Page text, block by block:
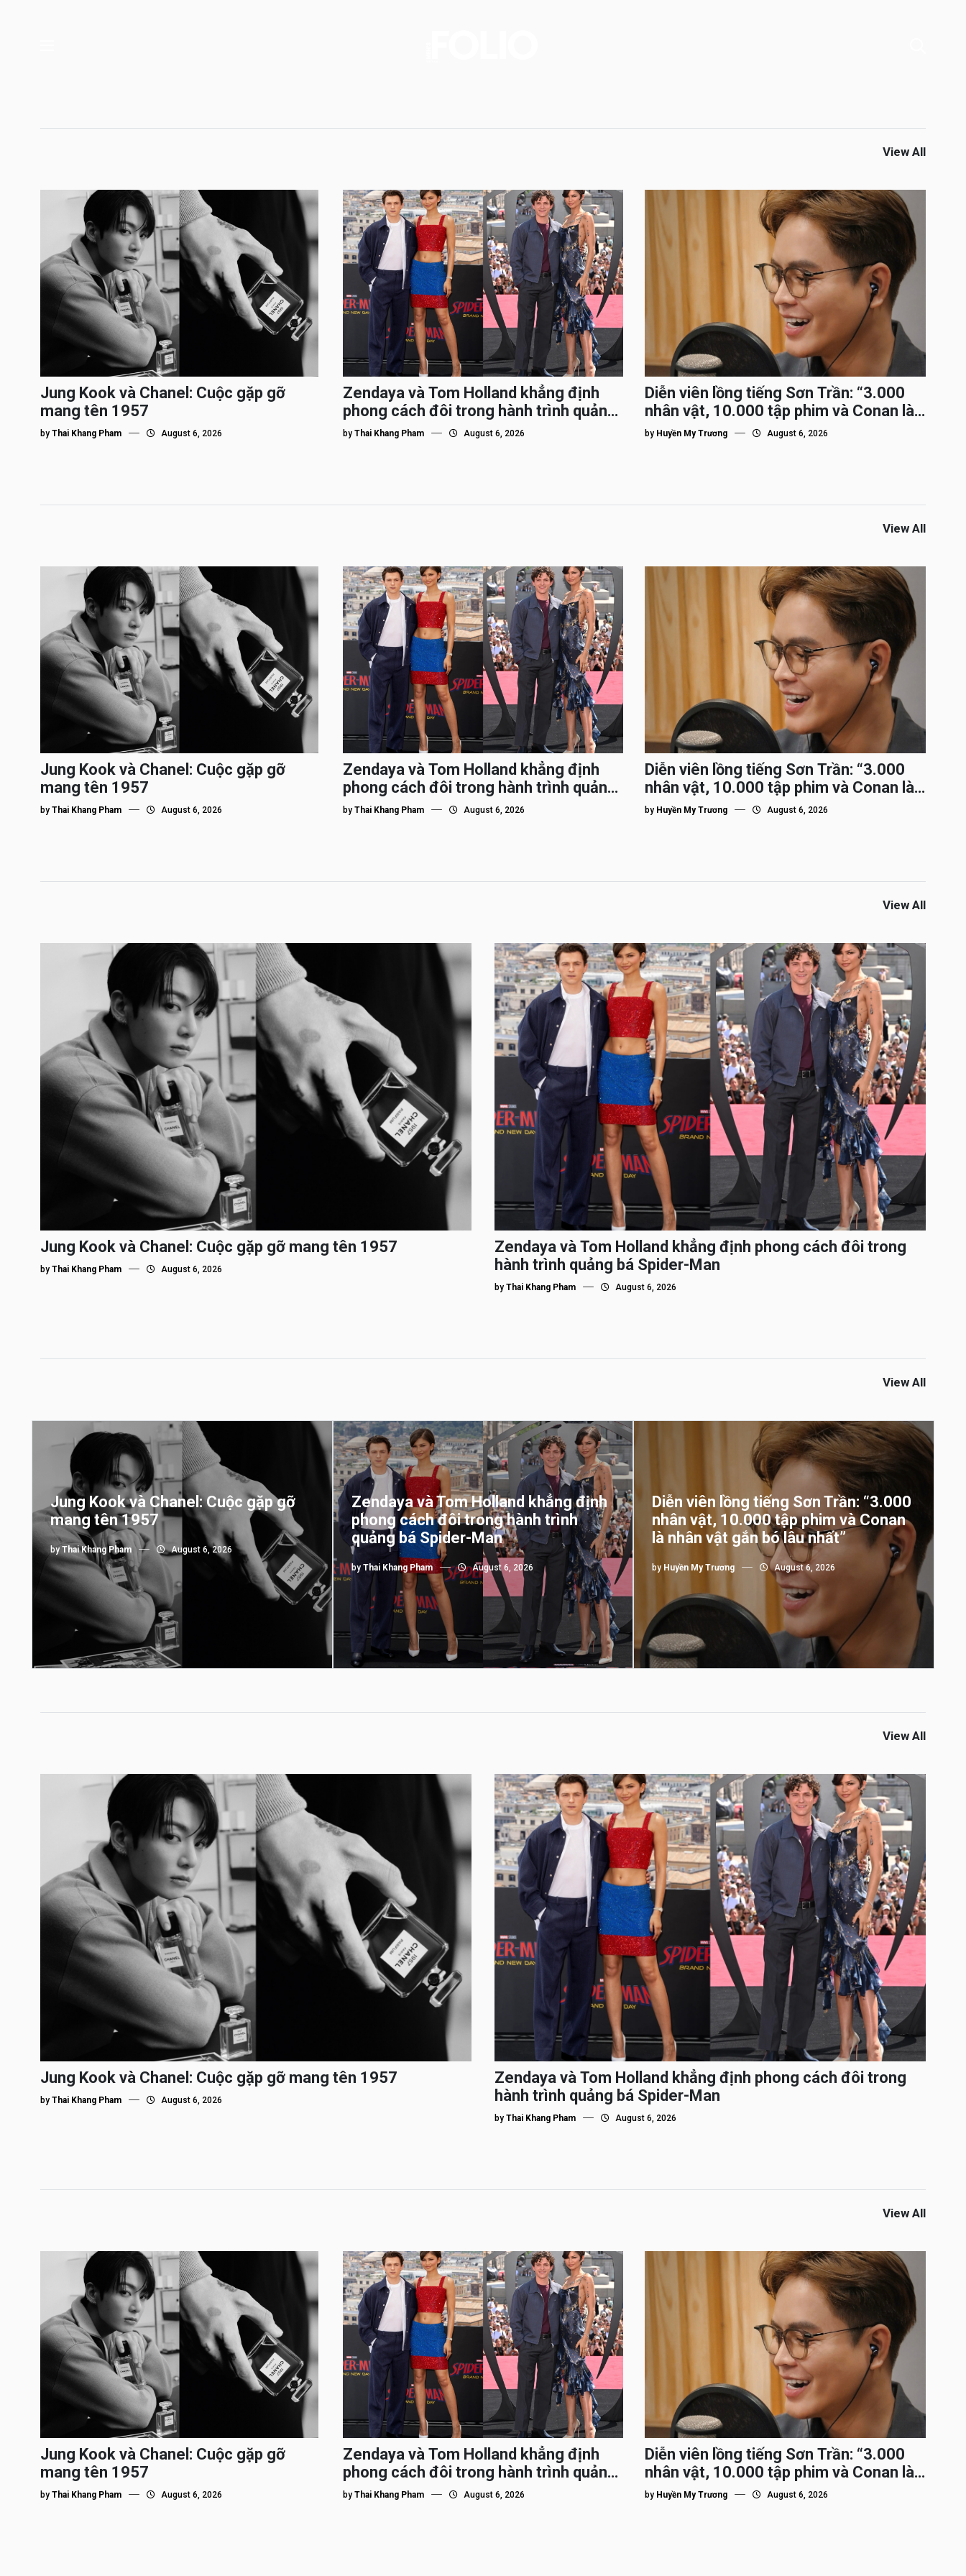
View All
Jung Kook và Chanel: Cuộc gặp gỡ
mang tên 1957
by Thai Khang Pham August 6, 2026
Zendaya và Tom Holland khẳng định
phong cách đôi trong hành trình quảng
bá Spider-Man
by Thai Khang Pham August 6, 2026
Diễn viên lồng tiếng Sơn Trần: “3.000
nhân vật, 10.000 tập phim và Conan là
nhân vật gắn bó lâu nhất”
by Huyền My Trương August 6, 2026
View All
Jung Kook và Chanel: Cuộc gặp gỡ
mang tên 1957
by Thai Khang Pham August 6, 2026
Zendaya và Tom Holland khẳng định
phong cách đôi trong hành trình quảng
bá Spider-Man
by Thai Khang Pham August 6, 2026
Diễn viên lồng tiếng Sơn Trần: “3.000
nhân vật, 10.000 tập phim và Conan là
nhân vật gắn bó lâu nhất”
by Huyền My Trương August 6, 2026
View All
Jung Kook và Chanel: Cuộc gặp gỡ mang tên 1957
by Thai Khang Pham August 6, 2026
Zendaya và Tom Holland khẳng định phong cách đôi trong
hành trình quảng bá Spider-Man
by Thai Khang Pham August 6, 2026
View All
Jung Kook và Chanel: Cuộc gặp gỡ
mang tên 1957
by Thai Khang Pham August 6, 2026
Zendaya và Tom Holland khẳng định
phong cách đôi trong hành trình
quảng bá Spider-Man
by Thai Khang Pham August 6, 2026
Diễn viên lồng tiếng Sơn Trần: “3.000
nhân vật, 10.000 tập phim và Conan
là nhân vật gắn bó lâu nhất”
by Huyền My Trương August 6, 2026
View All
Jung Kook và Chanel: Cuộc gặp gỡ mang tên 1957
by Thai Khang Pham August 6, 2026
Zendaya và Tom Holland khẳng định phong cách đôi trong
hành trình quảng bá Spider-Man
by Thai Khang Pham August 6, 2026
View All
Jung Kook và Chanel: Cuộc gặp gỡ
mang tên 1957
by Thai Khang Pham August 6, 2026
Zendaya và Tom Holland khẳng định
phong cách đôi trong hành trình quảng
bá Spider-Man
by Thai Khang Pham August 6, 2026
Diễn viên lồng tiếng Sơn Trần: “3.000
nhân vật, 10.000 tập phim và Conan là
nhân vật gắn bó lâu nhất”
by Huyền My Trương August 6, 2026